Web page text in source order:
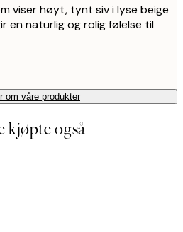
viser høyt, tynt siv i lyse beige
en naturlig og rolig følelse til
om våre produkter
kjøpte også